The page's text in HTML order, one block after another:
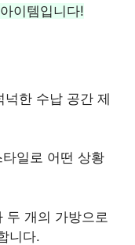
이템입니다!
한 수납 공간 제
일로 어떤 상황
두 개의 가방으로
니다.